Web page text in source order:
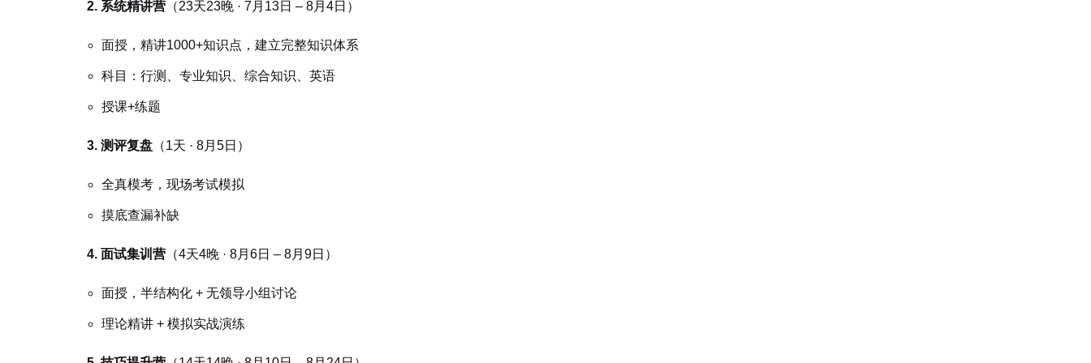
2. 系统精讲营 （23天23晚 · 7月13日 – 8月4日）
面授，精讲1000+知识点，建立完整知识体系
科目：行测、专业知识、综合知识、英语
授课+练题
3. 测评复盘 （1天 · 8月5日）
全真模考，现场考试模拟
摸底查漏补缺
4. 面试集训营 （4天4晚 · 8月6日 – 8月9日）
面授，半结构化 + 无领导小组讨论
理论精讲 + 模拟实战演练